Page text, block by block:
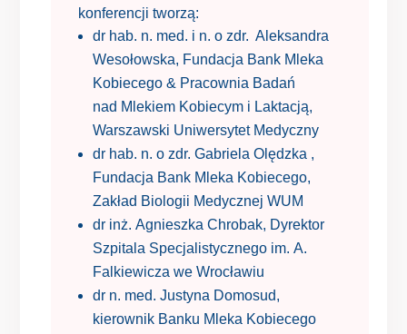
konferencji tworzą:
dr hab. n. med. i n. o zdr. Aleksandra
Wesołowska, Fundacja Bank Mleka
Kobiecego & Pracownia Badań
nad Mlekiem Kobiecym i Laktacją,
Warszawski Uniwersytet Medyczny
dr hab. n. o zdr. Gabriela Olędzka ,
Fundacja Bank Mleka Kobiecego,
Zakład Biologii Medycznej WUM
dr inż. Agnieszka Chrobak, Dyrektor
Szpitala Specjalistycznego im. A.
Falkiewicza we Wrocławiu
dr n. med. Justyna Domosud,
kierownik Banku Mleka Kobiecego